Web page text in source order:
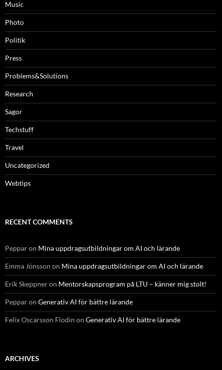
Music
Photo
Politik
Press
Problems&Solutions
Research
Sagor
Techstuff
Travel
Uncategorized
Webtips
RECENT COMMENTS
Pepparon Mina uppdragsutbildningar om AI och lärande
Emma Jönsson on Mina uppdragsutbildningar om AI och lärande
Erik Skeppneron Mentorskapsprogram på LTU – känner mig stolt!
Pepparon Generativ AI för bättre lärande
Felix Oscarsson Flodin on Generativ AI för bättre lärande
ARCHIVES